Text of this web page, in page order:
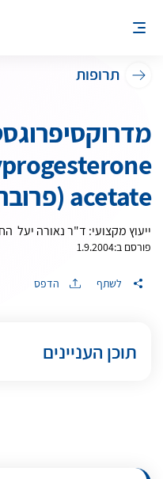
תרופות
acetate (פרוברה® - ® Provera)
ייעוץ מקצועי: ד"ר נאורה יעל
פורסם ב:1.9.2004
תוכן העניינים